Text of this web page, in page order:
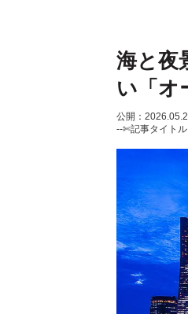
海と夜
い「オ
公開：
--✄記事タイト